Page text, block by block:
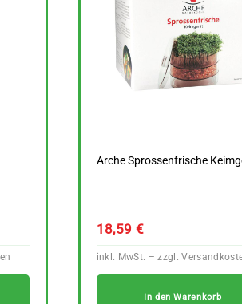
Arche Sprossenfrische
18,59 €
In den Warenkorb